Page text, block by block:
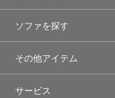
ソファを探す
その他アイテム
サービス